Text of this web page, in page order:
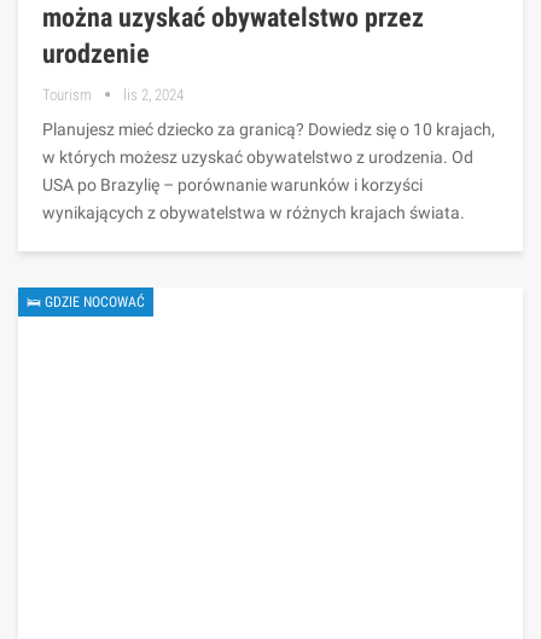
można uzyskać obywatelstwo przez
urodzenie
Tourism lis 2, 2024
Planujesz mieć dziecko za granicą? Dowiedz się o 10 krajach,
w których możesz uzyskać obywatelstwo z urodzenia. Od
USA po Brazylię – porównanie warunków i korzyści
wynikających z obywatelstwa w różnych krajach świata.
🛌 GDZIE NOCOWAĆ